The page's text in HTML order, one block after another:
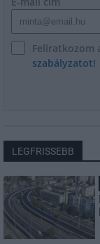
Feliratkozom
szabályzatot!
LEGFRISSEBB